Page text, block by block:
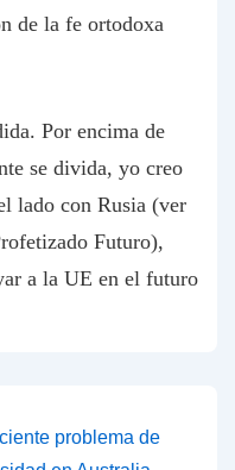
de la fe ortodoxa
Por encima de
se divida, yo creo
lado con Rusia (ver
Futuro),
a la UE en el futuro
problema de